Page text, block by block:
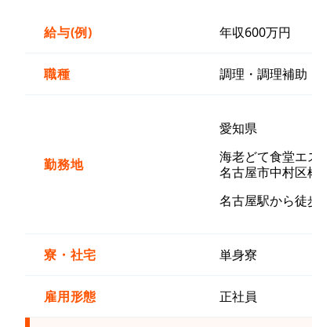
給与(例) 年収600万円
職種 調理・調理補助
勤務地
愛知県
海老どて食堂エ
名古屋市中村
名古屋駅から徒
寮・社宅 単身寮
雇用形態 正社員